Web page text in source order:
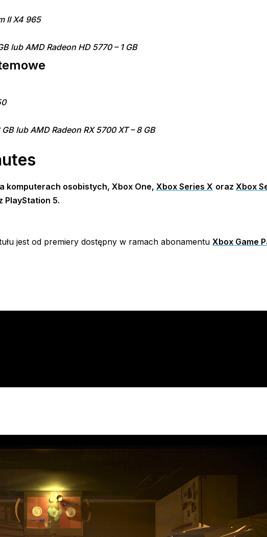
II X4 965
lub AMD Radeon HD 5770 – 1 GB
lub AMD Radeon RX 5700 XT – 8 GB
komputerach osobistych, Xbox One, Xbox Series X oraz Xbox
PlayStation 5.
jest od premiery dostępny w ramach abonamentu Xbox Game